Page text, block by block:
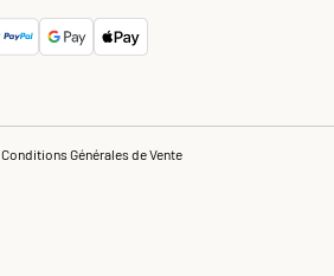
Conditions Générales de Vente